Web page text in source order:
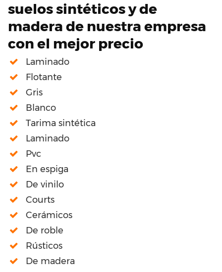
suelos sintéticos y de
madera de nuestra empresa
con el mejor precio
Laminado
Flotante
Gris
Blanco
Tarima sintética
Laminado
Pvc
En espiga
De vinilo
Courts
Cerámicos
De roble
Rústicos
De madera